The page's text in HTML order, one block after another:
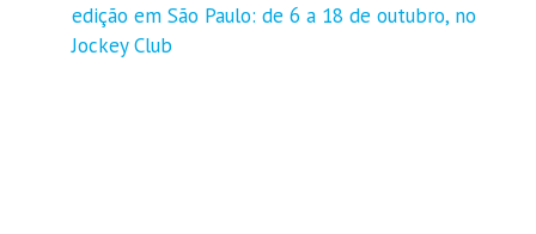
edição em São Paulo: de 6 a 18 de outubro, no
Jockey Club